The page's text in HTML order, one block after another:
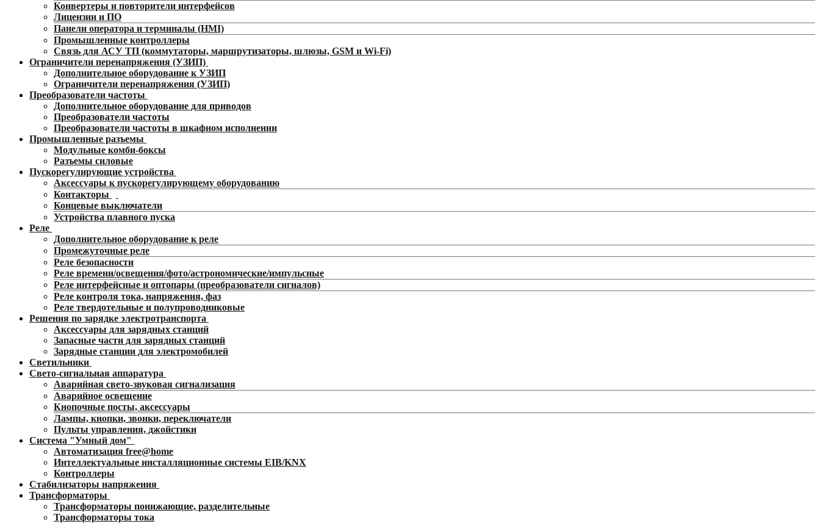
Конвертеры и повторители интерфейсов
Лицензии и ПО
Панели оператора и терминалы (HMI)
Промышленные контроллеры
Связь для АСУ ТП (коммутаторы, маршрутизаторы, шлюзы, GSM и Wi-Fi)
Ограничители перенапряжения (УЗИП)
Дополнительное оборудование к УЗИП
Ограничители перенапряжения (УЗИП)
Преобразователи частоты
Дополнительное оборудование для приводов
Преобразователи частоты
Преобразователи частоты в шкафном исполнении
Промышленные разъемы
Модульные комби-боксы
Разъемы силовые
Пускорегулирующие устройства
Аксессуары к пускорегулирующему оборудованию
Контакторы
Концевые выключатели
Устройства плавного пуска
Реле
Дополнительное оборудование к реле
Промежуточные реле
Реле безопасности
Реле времени/освещения/фото/астрономические/импульсные
Реле интерфейсные и оптопары (преобразователи сигналов)
Реле контроля тока, напряжения, фаз
Реле твердотельные и полупроводниковые
Решения по зарядке электротранспорта
Аксессуары для зарядных станций
Запасные части для зарядных станций
Зарядные станции для электромобилей
Светильники
Свето-сигнальная аппаратура
Аварийная свето-звуковая сигнализация
Аварийное освещение
Кнопочные посты, аксессуары
Лампы, кнопки, звонки, переключатели
Пульты управления, джойстики
Система "Умный дом"
Автоматизация free@home
Интеллектуальные инсталляционные системы EIB/KNX
Контроллеры
Стабилизаторы напряжения
Трансформаторы
Трансформаторы понижающие, разделительные
Трансформаторы тока